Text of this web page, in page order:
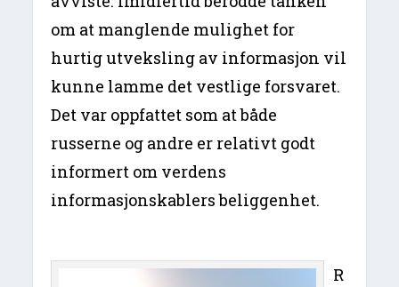
om at manglende mulighet for
hurtig utveksling av informasjon vil
kunne lamme det vestlige forsvaret.
Det var oppfattet som at både
russerne og andre er relativt godt
informert om verdens
informasjonskablers beliggenhet.
R